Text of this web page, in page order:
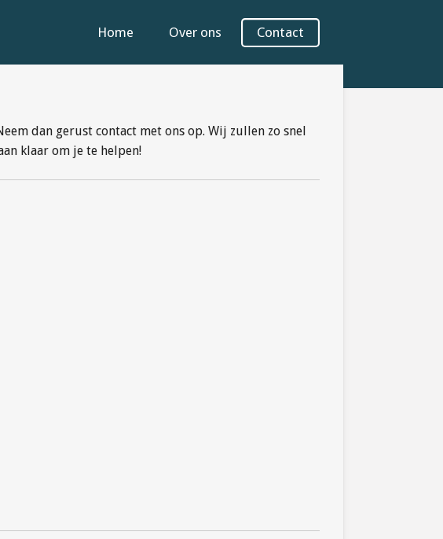
Home Over ons Contact
dan gerust contact met ons op. Wij zullen zo snel
klaar om je te helpen!